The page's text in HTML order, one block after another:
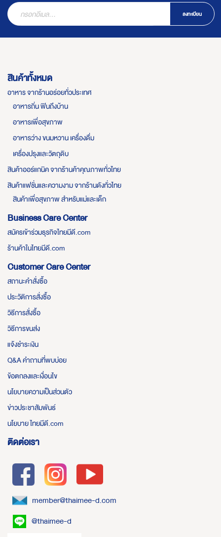
ลงทะเบียน
สินค้าทั้งหมด
อาหาร จากร้านอร่อยทั่วประเทศ
อาหารถิ่น ฟินถึงบ้าน
อาหารเพื่อสุขภาพ
อาหารว่าง ขนมหวาน เครื่องดื่ม
เครื่องปรุงและวัตถุดิบ
สินค้าออร์แกนิค จากร้านค้าคุณภาพทั่วไทย
สินค้าแฟชั่นและความงาม จากร้านดังทั่วไทย
สินค้าเพื่อสุขภาพ สำหรับแม่และเด็ก
Business Care Center
สมัครเข้าร่วมธุรกิจไทยมีดี.com
ร้านค้าในไทยมีดี.com
Customer Care Center
สถานะคำสั่งซื้อ
ประวัติการสั่งซื้อ
วิธีการสั่งซื้อ
วิธีการขนส่ง
แจ้งชำระเงิน
Q&A คำถามที่พบบ่อย
ข้อตกลงและเงื่อนไข
นโยบายความเป็นส่วนตัว
ข่าวประชาสัมพันธ์
นโยบาย ไทยมีดี.com
ติดต่อเรา
member@thaimee-d.com
@thaimee-d